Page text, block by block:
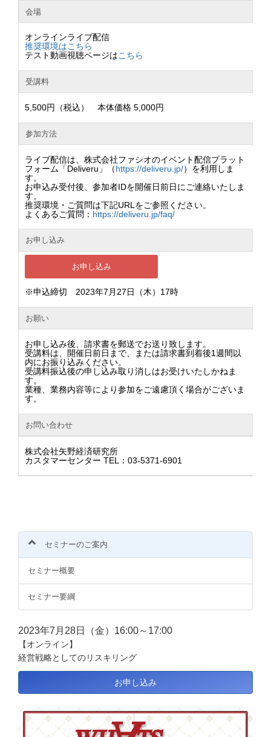
会場
オンラインライブ配信
推奨環境はこちら
テスト動画視聴ページはこちら
受講料
5,500円（税込） 本体価格 5,000円
参加方法
ライブ配信は、株式会社ファシオのイベント配信プラット
フォーム「Deliveru」（https://deliveru.jp/）を利用しま
す。
お申込み受付後、参加者IDを開催日前日にご連絡いたしま
す。
推奨環境・ご質問は下記URLをご参照ください。
よくあるご質問： https://deliveru.jp/faq/
お申し込み
お申し込み
※申込締切 2023年7月27日（木）17時
お願い
お申し込み後、請求書を郵送でお送り致します。
受講料は、開催日前日まで、または請求書到着後1週間以
内にお振り込みください。
受講料振込後の申し込み取り消しはお受けいたしかねま
す。
業種、業務内容等により参加をご遠慮頂く場合がございま
す。
お問い合わせ
株式会社矢野経済研究所
カスタマーセンター TEL：03-5371-6901
セミナーのご案内
セミナー概要
セミナー要綱
2023年7月28日（金）16:00～17:00
【オンライン】
経営戦略としてのリスキリング
お申し込み